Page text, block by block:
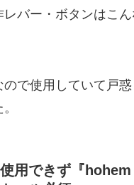
レバー・ボタンはこ
で使用していて戸
用できず『